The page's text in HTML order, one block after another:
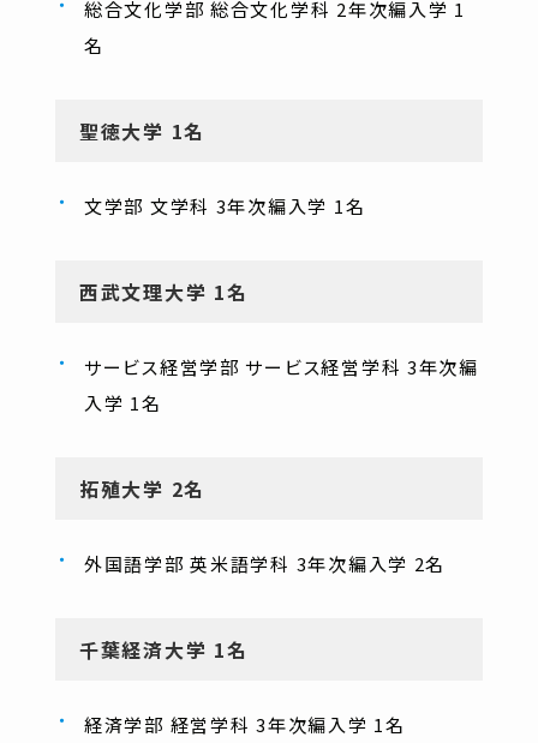
総合文化学部 総合文化学科 2年次編入学 1
名
聖徳大学 1名
文学部 文学科 3年次編入学 1名
西武文理大学 1名
サービス経営学部 サービス経営学科 3年次編
入学 1名
拓殖大学 2名
外国語学部 英米語学科 3年次編入学 2名
千葉経済大学 1名
経済学部 経営学科 3年次編入学 1名